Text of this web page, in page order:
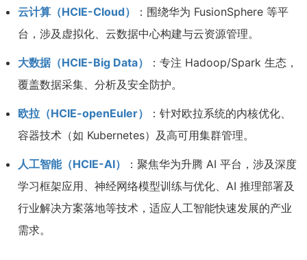
云计算（HCIE-Cloud）
：围绕华为 FusionSphere 等平
台，涉及虚拟化、云数据中心构建与云资源管理。
大数据（HCIE-Big Data）
：专注 Hadoop/Spark 生态，
覆盖数据采集、分析及安全防护。
欧拉（HCIE-openEuler）
：针对欧拉系统的内核优化、
容器技术（如 Kubernetes）及高可用集群管理。
人工智能（HCIE-AI）
：聚焦华为升腾 AI 平台，涉及深度
学习框架应用、神经网络模型训练与优化、AI 推理部署及
行业解决方案落地等技术，适应人工智能快速发展的产业
需求。